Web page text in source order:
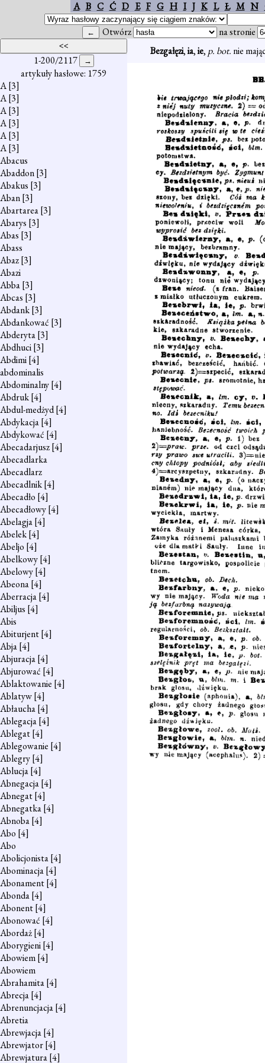
A B C Ć D E F G H I J K L Ł M N
Otwórz na stronie
1-200/2117
artykuły hasłowe: 1759
A[3]
A[3]
A[3]
A[3]
A[3]
A[3]
Abacus
Abaddon[3]
Abakus [3]
Aban[3]
Abartarea[3]
Abarys [3]
Abas [3]
Abass
Abaz[3]
Abazi
Abba[3]
Abcas [3]
Abdank[3]
Abdankować [3]
Abderyta[3]
Abdhuci[3]
Abdimi[4]
abdominalis
Abdominalny[4]
Abdruk[4]
Abdul-medżyd[4]
Abdykacja[4]
Abdykować [4]
Abecadarjusz[4]
Abecadlarka
Abecadlarz
Abecadlnik[4]
Abecadło [4]
Abecadłowy[4]
Abelagja[4]
Abelek[4]
Abeljo [4]
Abelkowy[4]
Abelowy[4]
Abeona[4]
Aberracja[4]
Abiljus [4]
Abis
Abiturjent[4]
Abja[4]
Abjuracja[4]
Abjurować [4]
Ablaktowanie [4]
Ablatyw[4]
Abłaucha[4]
Ablegacja[4]
Ablegat[4]
Ablegowanie [4]
Ablegry[4]
Ablucja[4]
Abnegacja[4]
Abnegat[4]
Abnegatka[4]
Abnoba[4]
Abo [4]
Abo
Abolicjonista[4]
Abominacja[4]
Abonament[4]
Abonda[4]
Abonent[4]
Abonować [4]
Abordaż[4]
Aborygieni[4]
Abowiem[4]
Abowiem
Abrahamita[4]
Abrecja[4]
Abrenuncjacja[4]
Abretia
Abrewjacja[4]
Abrewjator[4]
Abrewjatura[4]
Bezgałęzi,ia,ie, p. bot.nie